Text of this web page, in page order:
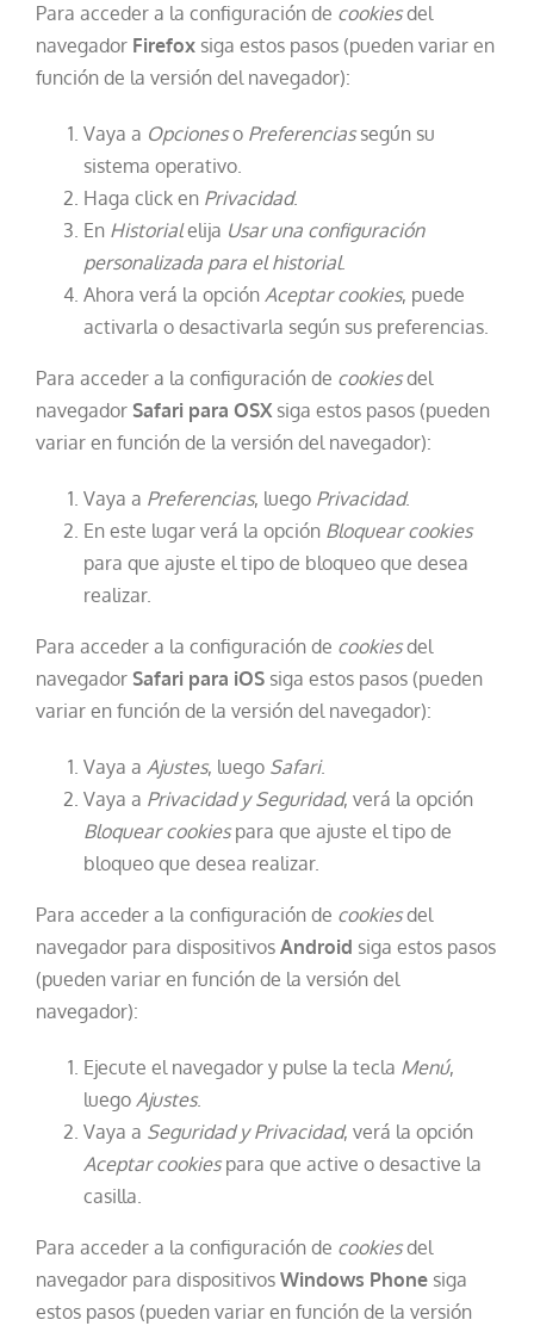
Para acceder a la configuración de cookiesdel
navegador Firefox siga estos pasos (pueden variar en
función de la versión del navegador):
Vaya a Opcioneso Preferenciassegún su
sistema operativo.
Haga click en Privacidad.
En Historialelija Usar una configuración
personalizada para el historial.
Ahora verá la opción Aceptar cookies, puede
activarla o desactivarla según sus preferencias.
Para acceder a la configuración de cookiesdel
navegador Safari para OSXsiga estos pasos (pueden
variar en función de la versión del navegador):
Vaya a Preferencias, luego Privacidad.
En este lugar verá la opción Bloquear cookies
para que ajuste el tipo de bloqueo que desea
realizar.
Para acceder a la configuración de cookiesdel
navegador Safari para iOS siga estos pasos (pueden
variar en función de la versión del navegador):
Vaya a Ajustes, luego Safari.
Vaya a Privacidad y Seguridad, verá la opción
Bloquear cookiespara que ajuste el tipo de
bloqueo que desea realizar.
Para acceder a la configuración de cookiesdel
navegador para dispositivos Android siga estos pasos
(pueden variar en función de la versión del
navegador):
Ejecute el navegador y pulse la tecla Menú,
luego Ajustes.
Vaya a Seguridad y Privacidad, verá la opción
Aceptar cookiespara que active o desactive la
casilla.
Para acceder a la configuración de cookiesdel
navegador para dispositivos Windows Phone siga
estos pasos (pueden variar en función de la versión